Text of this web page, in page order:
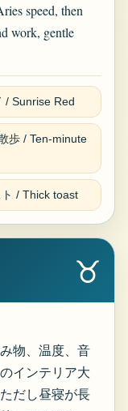
speed, then
work, gentle
/ Sunrise Red
歩 / Ten-minute
ト / Thick toast
♉
物、温度、音
インテリア大
だし昼寝が長